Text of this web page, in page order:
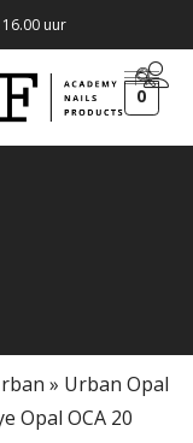
uur
0
» Urban Opal
Opal OCA 20